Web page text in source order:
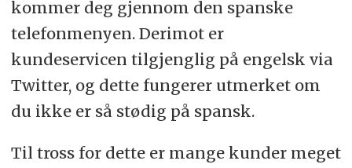
kommer deg gjennom den spanske
telefonmenyen. Derimot er
kundeservicen tilgjenglig på engelsk via
Twitter, og dette fungerer utmerket om
du ikke er så stødig på spansk.
Til tross for dette er mange kunder meget